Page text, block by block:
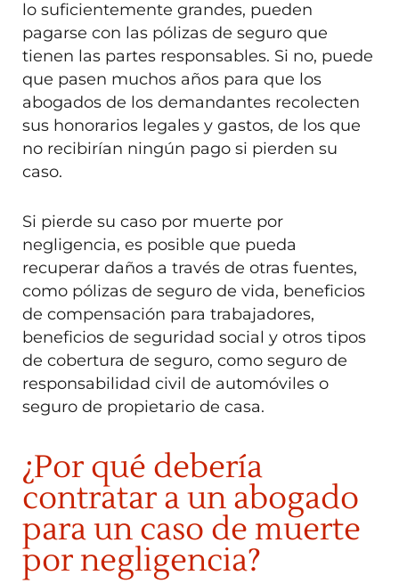
lo suficientemente grandes, pueden
pagarse con las pólizas de seguro que
tienen las partes responsables. Si no, puede
que pasen muchos años para que los
abogados de los demandantes recolecten
sus honorarios legales y gastos, de los que
no recibirían ningún pago si pierden su
caso.
Si pierde su caso por muerte por
negligencia, es posible que pueda
recuperar daños a través de otras fuentes,
como pólizas de seguro de vida, beneficios
de compensación para trabajadores,
beneficios de seguridad social y otros tipos
de cobertura de seguro, como seguro de
responsabilidad civil de automóviles o
seguro de propietario de casa.
¿Por qué debería
contratar a un abogado
para un caso de muerte
por negligencia?